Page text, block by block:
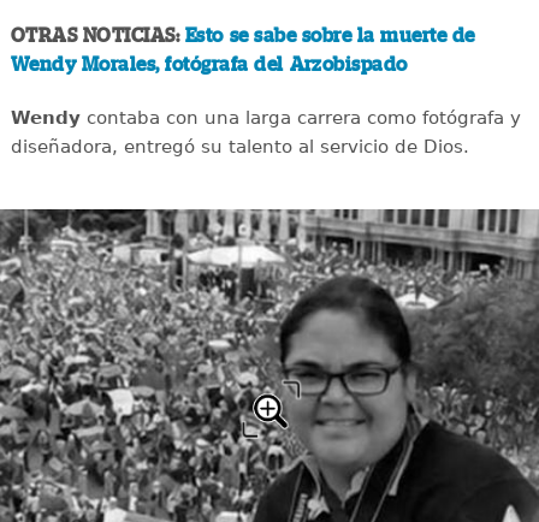
OTRAS NOTICIAS: Esto se sabe sobre la muerte de
Wendy Morales, fotógrafa del Arzobispado
Wendycontaba con una larga carrera como fotógrafa y
diseñadora, entregó su talento al servicio de Dios.